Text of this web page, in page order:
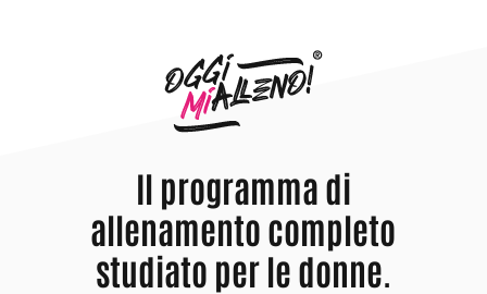
Il programma di
allenamento completo
studiato per le donne.